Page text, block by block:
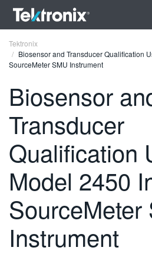
ENGLISH
FRANÇAIS
DEUTSCH
VIỆT NAM
简体中文
日本語
Tektronix
Biosensor and Transducer Qualification
SourceMeter SMU Instrument
Biosensor
Transducer
Qualification
Model 2450
SourceMeter
Instrument